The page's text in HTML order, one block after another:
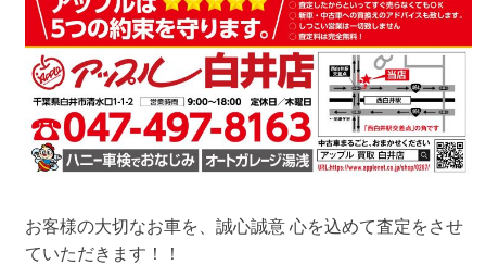
お客様の大切なお車を、誠心誠意 心を込めて査定をさせ
ていただきます！！